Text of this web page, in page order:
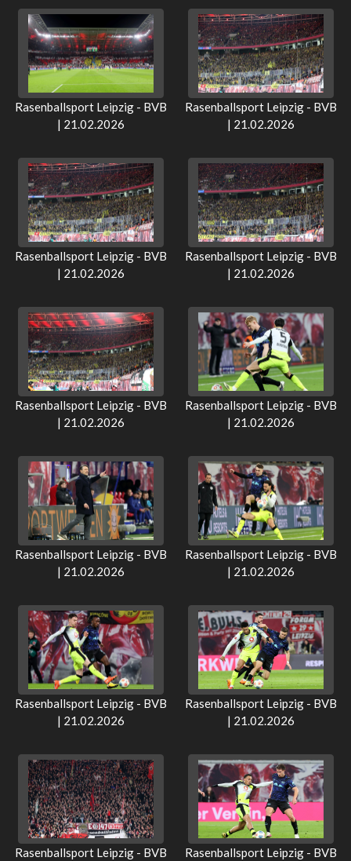
Rasenballsport Leipzig - BVB
| 21.02.2026
Rasenballsport Leipzig - BVB
| 21.02.2026
Rasenballsport Leipzig - BVB
| 21.02.2026
Rasenballsport Leipzig - BVB
| 21.02.2026
Rasenballsport Leipzig - BVB
| 21.02.2026
Rasenballsport Leipzig - BVB
| 21.02.2026
Rasenballsport Leipzig - BVB
| 21.02.2026
Rasenballsport Leipzig - BVB
| 21.02.2026
Rasenballsport Leipzig - BVB
| 21.02.2026
Rasenballsport Leipzig - BVB
| 21.02.2026
Rasenballsport Leipzig - BVB
Rasenballsport Leipzig - BVB